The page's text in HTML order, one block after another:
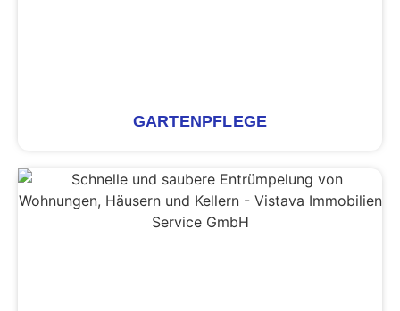
GARTENPFLEGE